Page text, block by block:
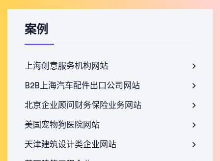
案例
上海创意服务机构网站
B2B上海汽车配件出口公司网站
北京企业顾问财务保险业务网站
美国宠物狗医院网站
天津建筑设计类企业网站